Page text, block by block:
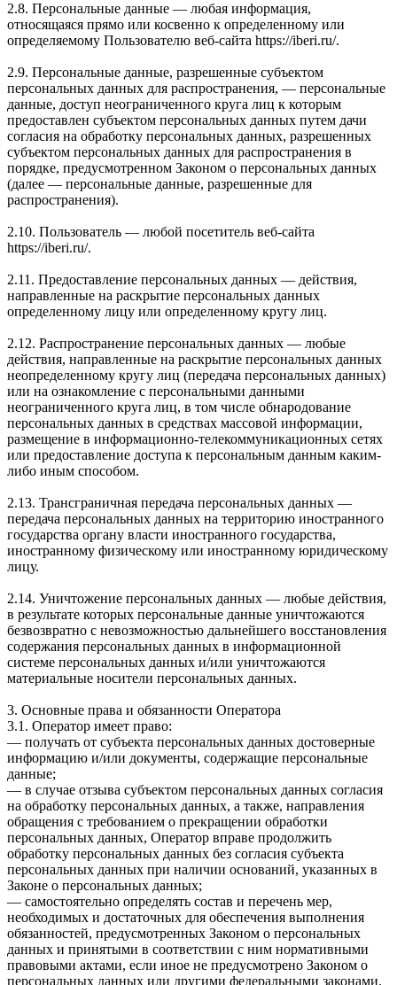
2.8. Персональные данные — любая информация,
относящаяся прямо или косвенно к определенному или
определяемому Пользователю веб-сайта https://iberi.ru/.
2.9. Персональные данные, разрешенные субъектом
персональных данных для распространения, — персональные
данные, доступ неограниченного круга лиц к которым
предоставлен субъектом персональных данных путем дачи
согласия на обработку персональных данных, разрешенных
субъектом персональных данных для распространения в
порядке, предусмотренном Законом о персональных данных
(далее — персональные данные, разрешенные для
распространения).
2.10. Пользователь — любой посетитель веб-сайта
https://iberi.ru/.
2.11. Предоставление персональных данных — действия,
направленные на раскрытие персональных данных
определенному лицу или определенному кругу лиц.
2.12. Распространение персональных данных — любые
действия, направленные на раскрытие персональных данных
неопределенному кругу лиц (передача персональных данных)
или на ознакомление с персональными данными
неограниченного круга лиц, в том числе обнародование
персональных данных в средствах массовой информации,
размещение в информационно-телекоммуникационных сетях
или предоставление доступа к персональным данным каким-
либо иным способом.
2.13. Трансграничная передача персональных данных —
передача персональных данных на территорию иностранного
государства органу власти иностранного государства,
иностранному физическому или иностранному юридическому
лицу.
2.14. Уничтожение персональных данных — любые действия,
в результате которых персональные данные уничтожаются
безвозвратно с невозможностью дальнейшего восстановления
содержания персональных данных в информационной
системе персональных данных и/или уничтожаются
материальные носители персональных данных.
3. Основные права и обязанности Оператора
3.1. Оператор имеет право:
— получать от субъекта персональных данных достоверные
информацию и/или документы, содержащие персональные
данные;
— в случае отзыва субъектом персональных данных согласия
на обработку персональных данных, а также, направления
обращения с требованием о прекращении обработки
персональных данных, Оператор вправе продолжить
обработку персональных данных без согласия субъекта
персональных данных при наличии оснований, указанных в
Законе о персональных данных;
— самостоятельно определять состав и перечень мер,
необходимых и достаточных для обеспечения выполнения
обязанностей, предусмотренных Законом о персональных
данных и принятыми в соответствии с ним нормативными
правовыми актами, если иное не предусмотрено Законом о
персональных данных или другими федеральными законами.